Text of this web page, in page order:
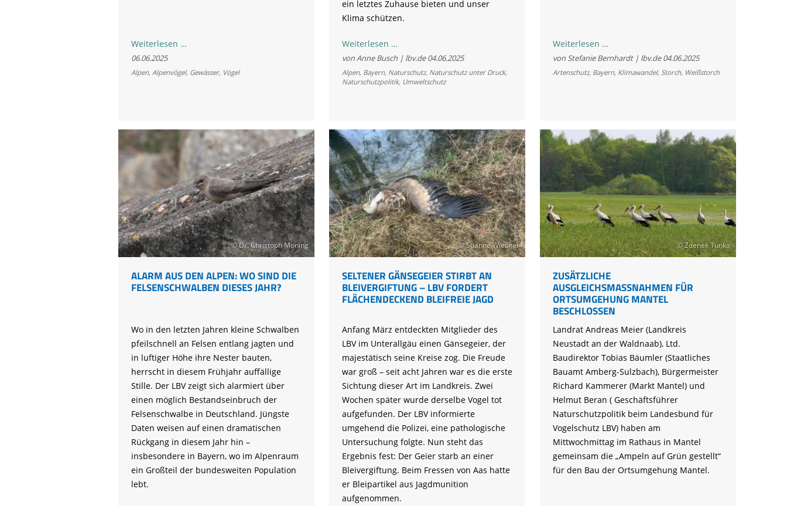
Weiterlesen …Pfingstferien
Bayern:
an
Flüssen
und
Kiesbänken
nehmen
06.06.2025
Alpen, Alpenvögel, Gewässer, Vögel
ein letztes Zuhause bieten und unser
Klima schützen.
Weiterlesen …Bündnis
„Rettet
die
Berge“
Protest-
Aktion
vor
der
Staatskanzlei
von Anne Busch | lbv.de04.06.2025
Alpen, Bayern, Naturschutz, Naturschutz unter Druck,
Naturschutzpolitik, Umweltschutz
Weiterlesen …Trockenheit
in
Bayern:
aus
dem
Horst
von Stefanie Bernhardt | lbv.de04.06.2025
Artenschutz, Bayern, Klimawandel, Storch, Weißstorch
© Dr. Christoph Moning
ALARM AUS DEN ALPEN: WO SIND DIE
FELSENSCHWALBEN DIESES JAHR?
Wo in den letzten Jahren kleine Schwalben
pfeilschnell an Felsen entlang jagten und
in luftiger Höhe ihre Nester bauten,
herrscht in diesem Frühjahr auffällige
Stille. Der LBV zeigt sich alarmiert über
einen möglich Bestandseinbruch der
Felsenschwalbe in Deutschland. Jüngste
Daten weisen auf einen dramatischen
Rückgang in diesem Jahr hin –
insbesondere in Bayern, wo im Alpenraum
ein Großteil der bundesweiten Population
lebt.
© Suanne Wiesner
SELTENER GÄNSEGEIER STIRBT AN
BLEIVERGIFTUNG – LBV FORDERT
FLÄCHENDECKEND BLEIFREIE JAGD
Anfang März entdeckten Mitglieder des
LBV im Unterallgäu einen Gänsegeier, der
majestätisch seine Kreise zog. Die Freude
war groß – seit acht Jahren war es die erste
Sichtung dieser Art im Landkreis. Zwei
Wochen später wurde derselbe Vogel tot
aufgefunden. Der LBV informierte
umgehend die Polizei, eine pathologische
Untersuchung folgte. Nun steht das
Ergebnis fest: Der Geier starb an einer
Bleivergiftung. Beim Fressen von Aas hatte
er Bleipartikel aus Jagdmunition
aufgenommen.
© Zdenek Tunka
ZUSÄTZLICHE
AUSGLEICHSMASSNAHMEN FÜR O
RTSUMGEHUNG MANTEL B
ESCHLOSSEN
Landrat Andreas Meier (Landkreis
Neustadt an der Waldnaab), Ltd.
Baudirektor Tobias Bäumler (Staatliches
Bauamt Amberg-Sulzbach), Bürgermeister
Richard Kammerer (Markt Mantel) und
Helmut Beran ( Geschäftsführer
Naturschutzpolitik beim Landesbund für
Vogelschutz LBV) haben am
Mittwochmittag im Rathaus in Mantel
gemeinsam die „Ampeln auf Grün gestellt“
für den Bau der Ortsumgehung Mantel.